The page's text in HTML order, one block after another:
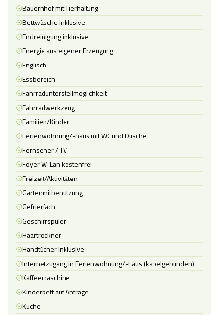
Bauernhof mit Tierhaltung
Bettwäsche inklusive
Endreinigung inklusive
Energie aus eigener Erzeugung
Englisch
Essbereich
Fahrradunterstellmöglichkeit
Fahrradwerkzeug
Familien/Kinder
Ferienwohnung/-haus mit WC und Dusche
Fernseher / TV
Foyer W-Lan kostenfrei
Freizeit/Aktivitäten
Gartenmitbenutzung
Gefrierfach
Geschirrspüler
Haartrockner
Handtücher inklusive
Internetzugang in Ferienwohnung/-haus (kabelgebunden)
Kaffeemaschine
Kinderbett auf Anfrage
Küche